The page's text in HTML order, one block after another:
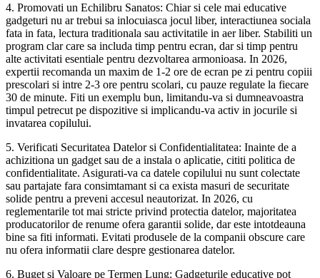
4. Promovati un Echilibru Sanatos: Chiar si cele mai educative
gadgeturi nu ar trebui sa inlocuiasca jocul liber, interactiunea sociala
fata in fata, lectura traditionala sau activitatile in aer liber. Stabiliti un
program clar care sa includa timp pentru ecran, dar si timp pentru
alte activitati esentiale pentru dezvoltarea armonioasa. In 2026,
expertii recomanda un maxim de 1-2 ore de ecran pe zi pentru copiii
prescolari si intre 2-3 ore pentru scolari, cu pauze regulate la fiecare
30 de minute. Fiti un exemplu bun, limitandu-va si dumneavoastra
timpul petrecut pe dispozitive si implicandu-va activ in jocurile si
invatarea copilului.
5. Verificati Securitatea Datelor si Confidentialitatea: Inainte de a
achizitiona un gadget sau de a instala o aplicatie, cititi politica de
confidentialitate. Asigurati-va ca datele copilului nu sunt colectate
sau partajate fara consimtamant si ca exista masuri de securitate
solide pentru a preveni accesul neautorizat. In 2026, cu
reglementarile tot mai stricte privind protectia datelor, majoritatea
producatorilor de renume ofera garantii solide, dar este intotdeauna
bine sa fiti informati. Evitati produsele de la companii obscure care
nu ofera informatii clare despre gestionarea datelor.
6. Buget si Valoare pe Termen Lung: Gadgeturile educative pot